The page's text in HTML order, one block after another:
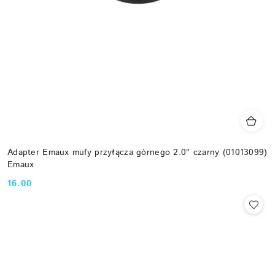
Adapter Emaux mufy przyłącza górnego 2.0" czarny (01013099)
Emaux
Cena:
16.00